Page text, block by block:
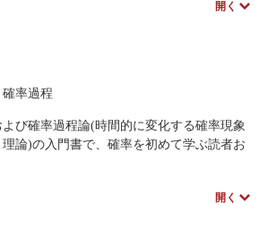
開く
率過程
び確率過程論(時間的に変化する確率現象
理論)の入門書で、確率を初めて学ぶ読者お
開く